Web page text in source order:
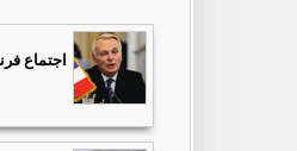
اجتماع